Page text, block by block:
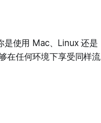
是使用 Mac、Linux 还是
在任何环境下享受同样流